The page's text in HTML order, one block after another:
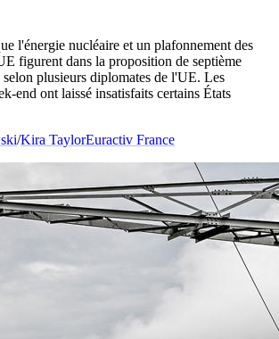
l'énergie nucléaire et un plafonnement des
figurent dans la proposition de septième
selon plusieurs diplomates de l'UE. Les
end ont laissé insatisfaits certains États
/Kira TaylorEuractiv France